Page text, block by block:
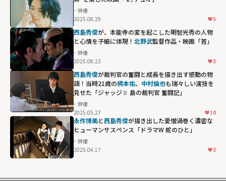
俳優
2025.08.29
5
西島秀俊が、本能寺の変を起こした明智光秀の人物
と心情を子細に体現！ 北野武監督作品・映画「首」
俳優
2025.08.23
3
西島秀俊が裁判官の奮闘と成長を描き出す感動の物
語！当時21歳の柄本佑、 中村倫也も瑞々しい演技を
見せた「ジャッジⅡ 島の裁判官 奮闘記」
俳優
2025.05.27
10
永作博美と西島秀俊が描き出した愛憎渦巻く濃密な
ヒューマンサスペンス「ドラマW 蛇のひと」
俳優
2025.04.17
3